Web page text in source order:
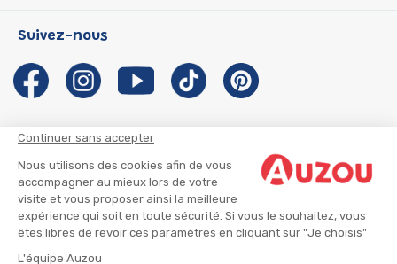
Continuer sans accepter
Nous utilisons des cookies afin de vous
accompagner au mieux lors de votre
visite et vous proposer ainsi la meilleure
expérience qui soit en toute sécurité. Si vous le souhaitez, vous
êtes libres de revoir ces paramètres en cliquant sur "Je choisis"
L'équipe Auzou
Les Influenceuses
Migali
Petite Taupe
Notre histoire
Auzou s'engage
Auteurs et illustrateurs Auzou
Suivre mon colis
Infos consommateur
Suivez-nous
CGU
CGV
Mentions légales